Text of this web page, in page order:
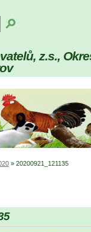
z.s.,
» 20200921_121135